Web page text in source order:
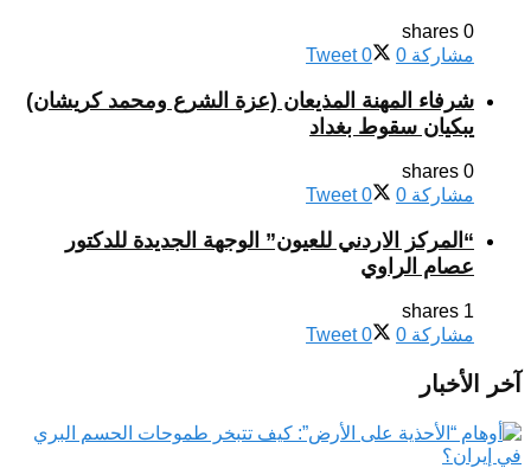
0 shares
مشاركة 0
Tweet 0
شرفاء المهنة المذيعان (عزة الشرع ومحمد كريشان)
يبكيان سقوط بغداد
0 shares
مشاركة 0
Tweet 0
“المركز الاردني للعيون” الوجهة الجديدة للدكتور
عصام الراوي
1 shares
مشاركة 0
Tweet 0
آخر الأخبار